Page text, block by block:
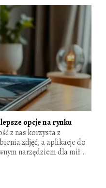
opcje na rynku
z nas korzysta z
zdjęć, a aplikacje do
narzędziem dla mił...